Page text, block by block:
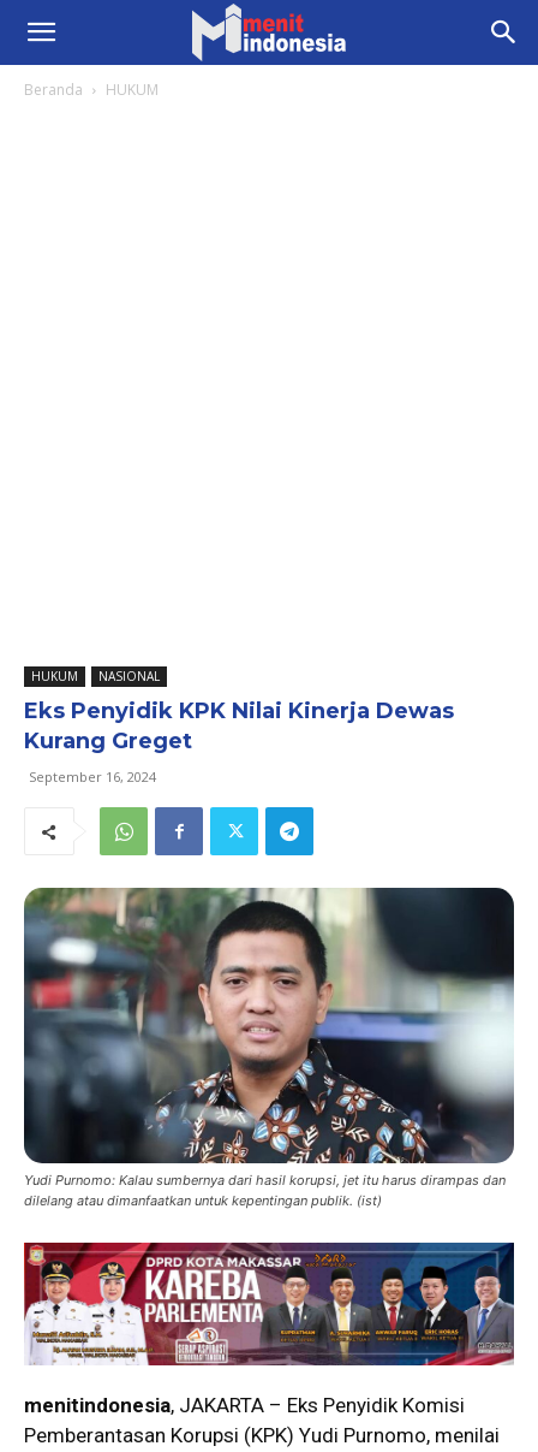
Beranda HUKUM
HUKUM NASIONAL
Eks Penyidik KPK Nilai Kinerja Dewas
Kurang Greget
September 16, 2024
Yudi Purnomo: Kalau sumbernya dari hasil korupsi, jet itu harus dirampas dan
dilelang atau dimanfaatkan untuk kepentingan publik. (ist)
menitindonesia, JAKARTA – Eks Penyidik Komisi
Pemberantasan Korupsi (KPK) Yudi Purnomo, menilai